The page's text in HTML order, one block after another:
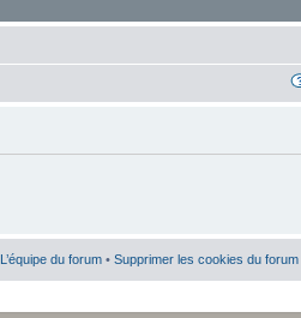
L’équipe du forum • Supprimer les cookies du forum